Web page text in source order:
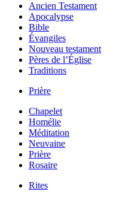
Ancien Testament
Apocalypse
Bible
Évangiles
Nouveau testament
Pères de l’Église
Traditions
Prière
Chapelet
Homélie
Méditation
Neuvaine
Prière
Rosaire
Rites